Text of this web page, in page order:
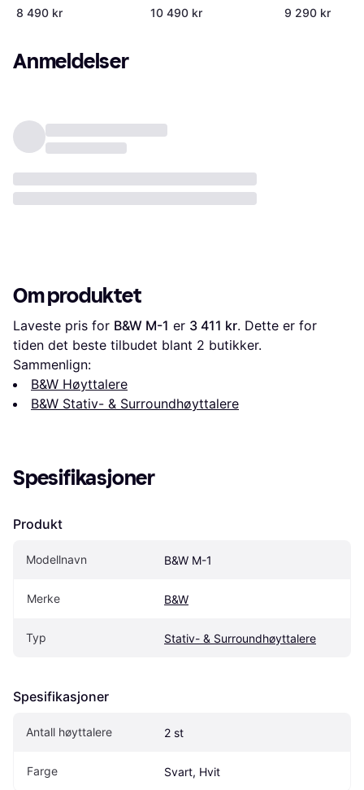
Valnøtt Hvit
8 490 kr 10 490 kr 9 290 kr
Anmeldelser
Om produktet
Laveste pris for B&W M-1 er 3 411 kr. Dette er for
tiden det beste tilbudet blant 2 butikker.
Sammenlign:
B&W Høyttalere
B&W Stativ- & Surroundhøyttalere
Spesifikasjoner
Produkt
Modellnavn B&W M-1
Merke B&W
Typ Stativ- & Surroundhøyttalere
Spesifikasjoner
Antall høyttalere 2 st
Farge Svart, Hvit